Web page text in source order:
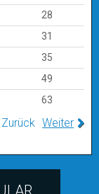
28
31
35
49
63
Zurück Weiter